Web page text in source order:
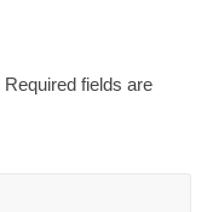
Required fields are